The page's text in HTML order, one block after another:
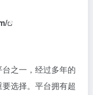
之一，经过多年的
选择。平台拥有超